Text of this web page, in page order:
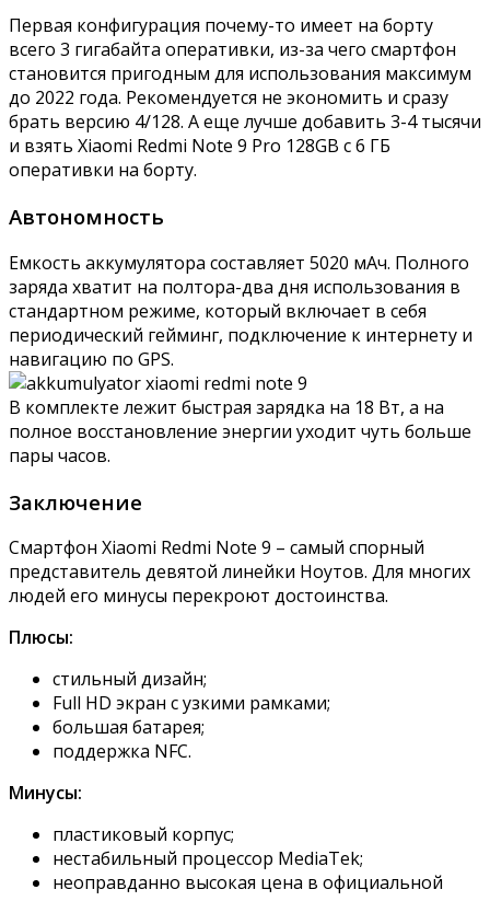
Первая конфигурация почему-то имеет на борту
всего 3 гигабайта оперативки, из-за чего смартфон
становится пригодным для использования максимум
до 2022 года. Рекомендуется не экономить и сразу
брать версию 4/128. А еще лучше добавить 3-4 тысячи
и взять Xiaomi Redmi Note 9 Pro 128GB с 6 ГБ
оперативки на борту.
Автономность
Емкость аккумулятора составляет 5020 мАч. Полного
заряда хватит на полтора-два дня использования в
стандартном режиме, который включает в себя
периодический гейминг, подключение к интернету и
навигацию по GPS.
В комплекте лежит быстрая зарядка на 18 Вт, а на
полное восстановление энергии уходит чуть больше
пары часов.
Заключение
Смартфон Xiaomi Redmi Note 9 – самый спорный
представитель девятой линейки Ноутов. Для многих
людей его минусы перекроют достоинства.
Плюсы:
стильный дизайн;
Full HD экран с узкими рамками;
большая батарея;
поддержка NFC.
Минусы:
пластиковый корпус;
нестабильный процессор MediaTek;
неоправданно высокая цена в официальной